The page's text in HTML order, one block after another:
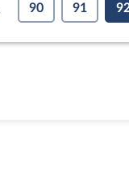
90 91